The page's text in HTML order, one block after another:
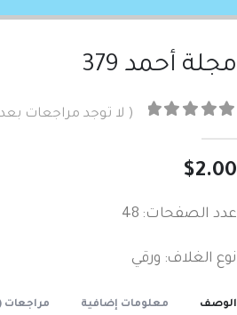
مجلة أحمد 379
( لا توجد مراجعات
$2.00
عدد الصفحات: 48
نوع الغلاف: ورقي
الوصف معلومات إضافية مراجعات